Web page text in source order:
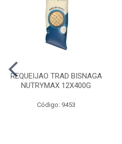
REQUEIJAO TRAD BISNAGA
NUTRYMAX 12X400G
Código: 9453